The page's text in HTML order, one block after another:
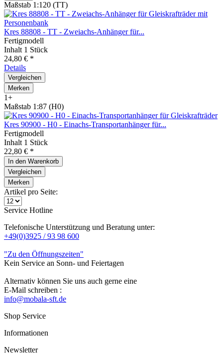
Maßstab 1:120 (TT)
Kres 88808 - TT - Zweiachs-Anhänger für...
Fertigmodell
Inhalt 1 Stück
24,80 € *
Details
Vergleichen
Merken
1+
Maßstab 1:87 (H0)
Kres 90900 - H0 - Einachs-Transportanhänger für...
Fertigmodell
Inhalt 1 Stück
22,80 € *
In den Warenkorb
Vergleichen
Merken
Artikel pro Seite:
Service Hotline
Telefonische Unterstützung und Beratung unter:
+49(0)3925 / 93 98 600
"Zu den Öffnungszeiten"
Kein Service an Sonn- und Feiertagen
Alternativ können Sie uns auch gerne eine
E-Mail schreiben :
info@mobala-sft.de
Shop Service
Informationen
Newsletter